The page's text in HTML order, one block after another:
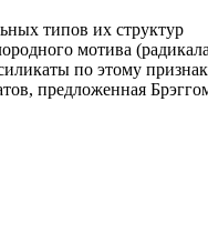
типов их структур
мотива
по этому
предложенная